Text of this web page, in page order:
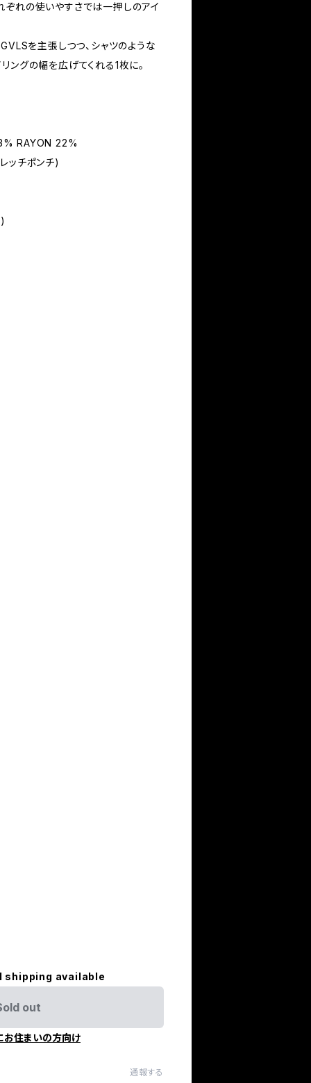
ぞれの使いやすさでは一押しのアイ
を主張しつつ、シャツのような
ングの幅を広げてくれる1枚に。
RAYON 22%
ッチポンチ)
shipping available
out
お住まいの方向け
通報する